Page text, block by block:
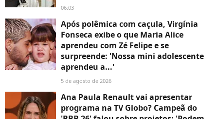
06:03
Após polêmica com caçula, Virgínia
Fonseca exibe o que Maria Alice
aprendeu com Zé Felipe e se
surpreende: 'Nossa mini adolescente
aprendeu a...'
5 de agosto de 2026
Ana Paula Renault vai apresentar
programa na TV Globo? Campeã do